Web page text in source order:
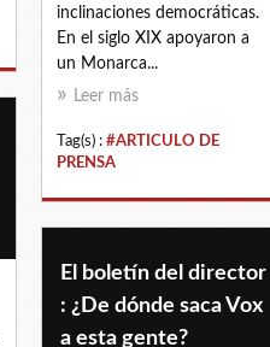
inclinaciones democráticas.
En el siglo XIX apoyaron a
un Monarca...
Leer más
Tag(s) : #ARTICULO DE
PRENSA
El boletín del director
: ¿De dónde saca Vox
a esta gente?